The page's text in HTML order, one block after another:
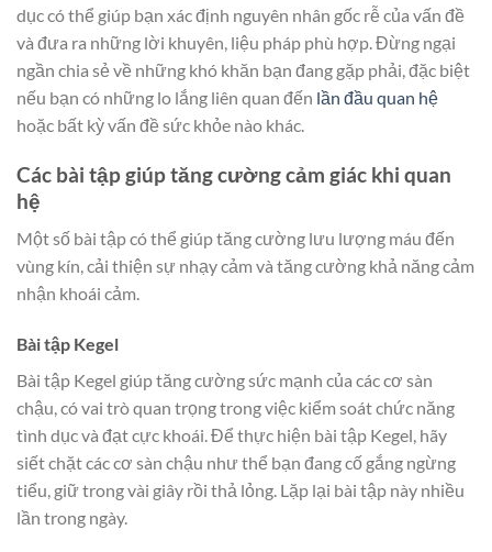
dục có thể giúp bạn xác định nguyên nhân gốc rễ của vấn đề
và đưa ra những lời khuyên, liệu pháp phù hợp. Đừng ngại
ngần chia sẻ về những khó khăn bạn đang gặp phải, đặc biệt
nếu bạn có những lo lắng liên quan đến lần đầu quan hệ
hoặc bất kỳ vấn đề sức khỏe nào khác.
Các bài tập giúp tăng cường cảm giác khi quan
hệ
Một số bài tập có thể giúp tăng cường lưu lượng máu đến
vùng kín, cải thiện sự nhạy cảm và tăng cường khả năng cảm
nhận khoái cảm.
Bài tập Kegel
Bài tập Kegel giúp tăng cường sức mạnh của các cơ sàn
chậu, có vai trò quan trọng trong việc kiểm soát chức năng
tình dục và đạt cực khoái. Để thực hiện bài tập Kegel, hãy
siết chặt các cơ sàn chậu như thể bạn đang cố gắng ngừng
tiểu, giữ trong vài giây rồi thả lỏng. Lặp lại bài tập này nhiều
lần trong ngày.